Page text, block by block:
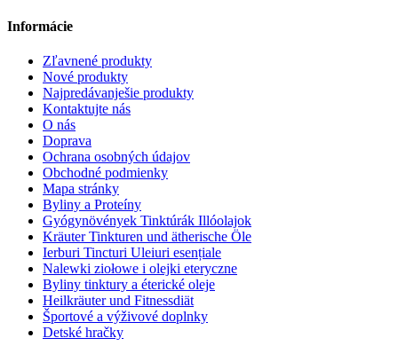
Informácie
Zľavnené produkty
Nové produkty
Najpredávanješie produkty
Kontaktujte nás
O nás
Doprava
Ochrana osobných údajov
Obchodné podmienky
Mapa stránky
Byliny a Proteíny
Gyógynövények Tinktúrák Illóolajok
Kräuter Tinkturen und ätherische Öle
Ierburi Tincturi Uleiuri esențiale
Nalewki ziołowe i olejki eteryczne
Byliny tinktury a éterické oleje
Heilkräuter und Fitnessdiät
Športové a výživové doplnky
Detské hračky